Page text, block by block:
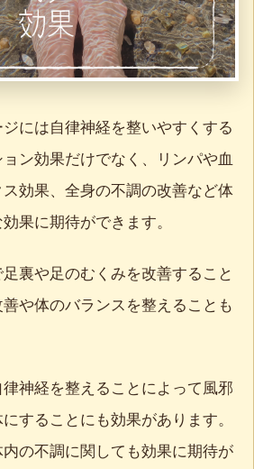
には自律神経を整いやすくする
ン効果だけでなく、リンパや血
効果、全身の不調の改善など体
果に期待ができます。
裏や足のむくみを改善すること
や体のバランスを整えることも
神経を整えることによって風邪
することにも効果があります。
の不調に関しても効果に期待が